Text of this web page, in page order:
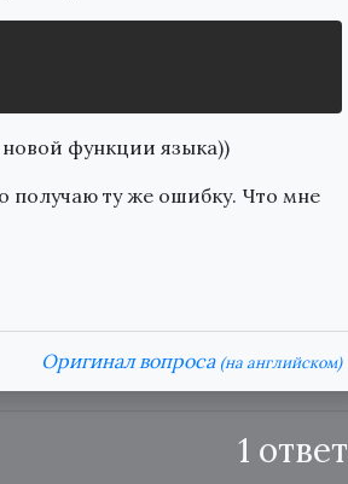
новой функции языка))
получаю ту же ошибку. Что мне
Оригинал вопроса (на английском)
1 ответ